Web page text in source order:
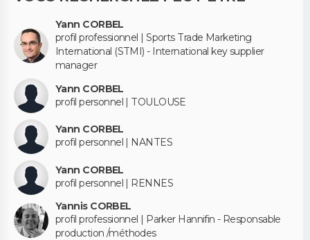
Yann CORBEL
profil professionnel | Sports Trade Marketing
International (STMI) - International key supplier
manager
Yann CORBEL
profil personnel | TOULOUSE
Yann CORBEL
profil personnel | NANTES
Yann CORBEL
profil personnel | RENNES
Yannis CORBEL
profil professionnel | Parker Hannifin - Responsable
production /méthodes